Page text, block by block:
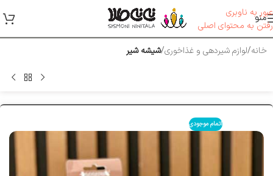
عبور به ناوبری
رفتن به محتوای اصلی
منو
خانه لوازم شیر‌دهی و غذاخوری شیشه شیر
اتمام موجودی